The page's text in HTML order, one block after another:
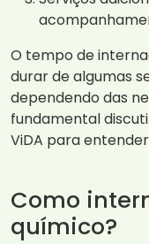
O tempo de
durar de algumas
dependendo das
fundamental
ViDA para
Como
químico?